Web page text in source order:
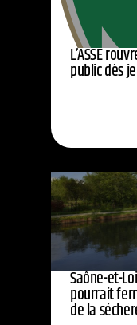
L’ASSE
public dès
Saône-et-
pourrait
de la